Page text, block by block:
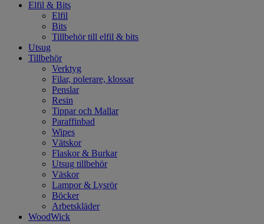
Elfil & Bits
Elfil
Bits
Tillbehör till elfil & bits
Utsug
Tillbehör
Verktyg
Filar, polerare, klossar
Penslar
Resin
Tippar och Mallar
Paraffinbad
Wipes
Vätskor
Flaskor & Burkar
Utsug tillbehör
Väskor
Lampor & Lysrör
Böcker
Arbetskläder
WoodWick